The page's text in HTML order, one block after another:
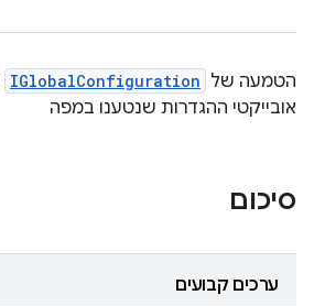
הטמעה של IGlobalConfiguration
אובייקטי ההגדרות שנטענו במפה
סיכום
ערכים קבועים